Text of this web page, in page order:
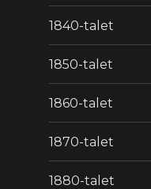
1840-talet
1850-talet
1860-talet
1870-talet
1880-talet